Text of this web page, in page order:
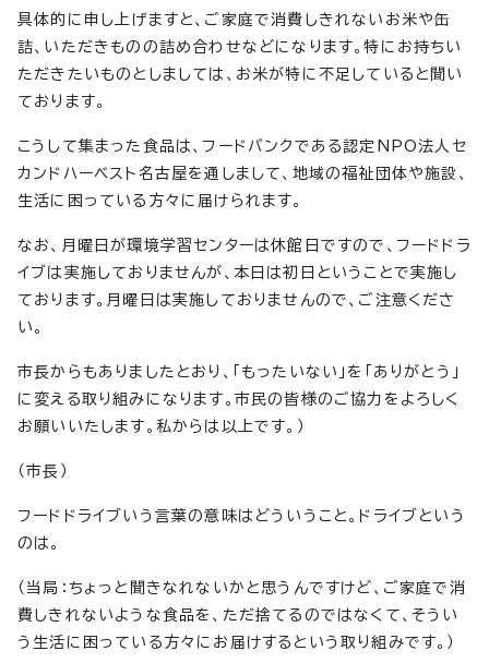
具体的に申し上げますと、ご家庭で消費しきれないお米や缶
詰、いただきものの詰め合わせなどになります。特にお持ちい
ただきたいものとしましては、お米が特に不足していると聞い
ております。
こうして集まった食品は、フードバンクである認定NPO法人セ
カンドハーベスト名古屋を通しまして、地域の福祉団体や施設、
生活に困っている方々に届けられます。
なお、月曜日が環境学習センターは休館日ですので、フードドラ
イブは実施しておりませんが、本日は初日ということで実施し
ております。月曜日は実施しておりませんので、ご注意くださ
い。
市長からもありましたとおり、「もったいない」を「ありがとう」
に変える取り組みになります。市民の皆様のご協力をよろしく
お願いいたします。私からは以上です。）
（市長）
フードドライブいう言葉の意味はどういうこと。ドライブという
のは。
（当局：ちょっと聞きなれないかと思うんですけど、ご家庭で消
費しきれないような食品を、ただ捨てるのではなくて、そうい
う生活に困っている方々にお届けするという取り組みです。）